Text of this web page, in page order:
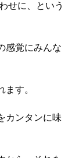
せに、という
感覚にみんな
す。
カンタンに味